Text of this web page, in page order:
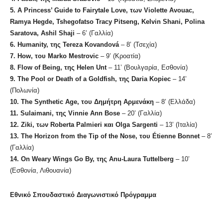
5. A Princess’ Guide to Fairytale Love, των Violette Avouac,
Ramya Hegde, Tshegofatso Tracy Pitseng, Kelvin Shani, Polina
Saratova, Ashil Shaji – 6’ (Γαλλία)
6. Humanity, της Tereza Kovandová – 8’ (Τσεχία)
7. How, του Marko Mestrovic – 9’ (Κροατία)
8. Flow of Being, της Helen Unt– 11’ (Βουλγαρία, Εσθονία)
9. The Pool or Death of a Goldfish, της Daria Kopiec – 14’
(Πολωνία)
10. The Synthetic Age, του Δημήτρη Αρμενάκη – 8’ (Ελλάδα)
11. Sulaimani, της Vinnie Ann Bose – 20’ (Γαλλία)
12. Ziki, των Roberta Palmieri και Olga Sargenti – 13’ (Ιταλία)
13. The Horizon from the Tip of the Nose, του Étienne Bonnet – 8’
(Γαλλία)
14. On Weary Wings Go By, της Anu-Laura Tuttelberg – 10’
(Εσθονία, Λιθουανία)
Εθνικό Σπουδαστικό Διαγωνιστικό Πρόγραμμα